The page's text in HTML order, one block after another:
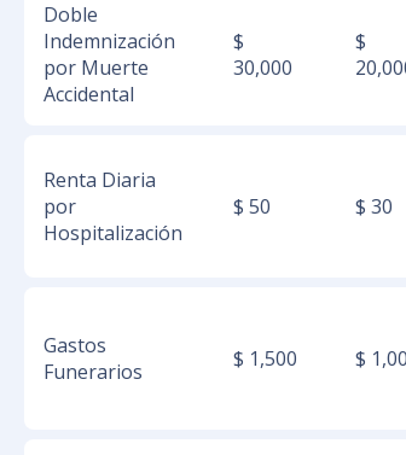
Doble
Indemnización
por Muerte
Accidental
Renta Diaria
por
Hospitalización
Gastos
Funerarios
$
30,000
$ 50
$ 1,500
$
$ 30
$